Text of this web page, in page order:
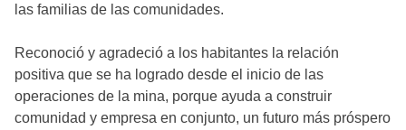
las familias de las comunidades.
Reconoció y agradeció a los habitantes la relación
positiva que se ha logrado desde el inicio de las
operaciones de la mina, porque ayuda a construir
comunidad y empresa en conjunto, un futuro más próspero